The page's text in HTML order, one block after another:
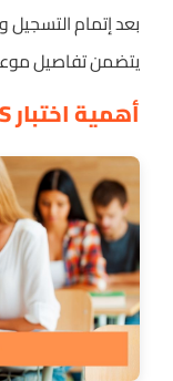
بعد إتمام
يتضمن تفاصيل
أهمية اختبار IELTS